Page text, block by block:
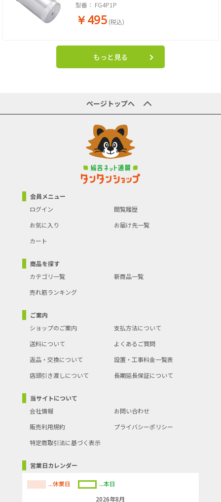
型番： FG4P1P
￥495 (税込)
もっと見る
ページトップへ
会員メニュー
ログイン
閲覧履歴
お気に入り
お届け先一覧
カート
商品を探す
カテゴリ一覧
新商品一覧
売れ筋ランキング
ご案内
ショップのご案内
支払方法について
送料について
よくあるご質問
返品・交換について
設置・工事料金一覧表
店頭引き渡しについて
長期延長保証について
当サイトについて
会社情報
お問い合わせ
販売利用規約
プライバシーポリシー
特定商取引法に基づく表示
営業日カレンダー
...休業日
...本日
2026年8月